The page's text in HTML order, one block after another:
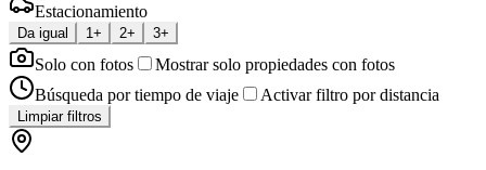
Estacionamiento
Da igual 1+ 2+ 3+
Solo con fotos
Mostrar solo propiedades con fotos
Búsqueda por tiempo de viaje
Activar filtro por distancia
Limpiar filtros